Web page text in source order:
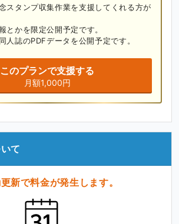
スタンプ収集作業を支援してくれる方が
とかを限定公開予定です。
人誌のPDFデータを公開予定です。
このプランで支援する
月額1,000円
て
新で料金が発生します。